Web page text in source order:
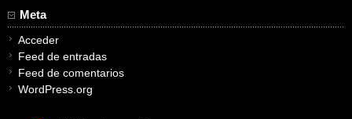
Meta
Acceder
Feed de entradas
Feed de comentarios
WordPress.org